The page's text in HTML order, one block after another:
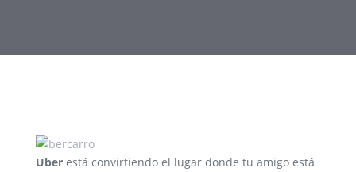
Uber está convirtiendo el lugar donde tu amigo está